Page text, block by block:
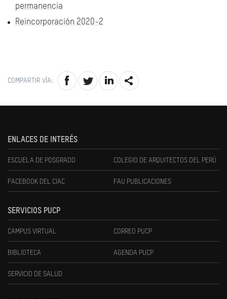
permanencia
Reincorporación 2020-2
COMPARTIR VÍA:
ENLACES DE INTERÉS
ESCUELA DE POSGRADO COLEGIO DE ARQUITECTOS DEL PERÚ
FACEBOOK DEL CIAC FAU PUBLICACIONES
SERVICIOS PUCP
CAMPUS VIRTUAL CORREO PUCP
BIBLIOTECA AGENDA PUCP
SERVICIO DE SALUD